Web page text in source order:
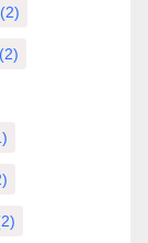
(2)